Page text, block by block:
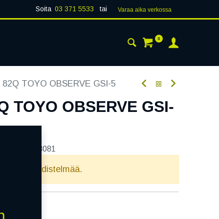
Soita 03 371 5533 tai Varaa aika verk​​​​ossa
0
82Q TOYO OBSERVE GSI-5
TOYO OBSERVE GSI-
268081
yhdistelmää.